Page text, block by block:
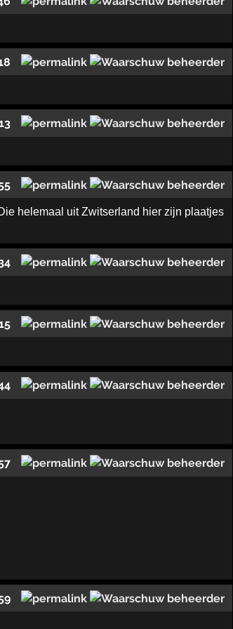
helemaal uit Zwitserland hier zijn plaatjes